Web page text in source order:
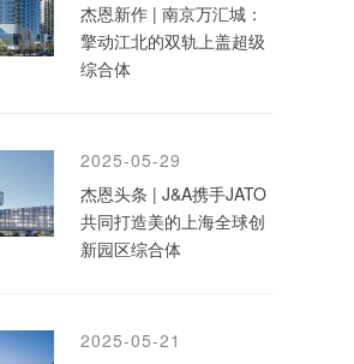
杰恩新作 | 南京万汇城：
擎动江北的双轨上盖超级
综合体
2025-05-29
杰恩头条 | J&A携手JATO
共同打造美的上海全球创
新园区综合体
2025-05-21